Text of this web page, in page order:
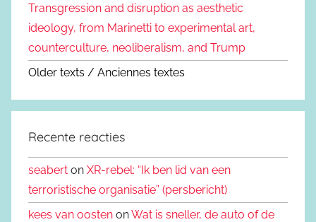
Transgression and disruption as aesthetic
ideology, from Marinetti to experimental art,
counterculture, neoliberalism, and Trump
Older texts / Anciennes textes
Recente reacties
seabert on XR-rebel: “Ik ben lid van een
terroristische organisatie” (persbericht)
kees van oosten onWat is sneller, de auto of de